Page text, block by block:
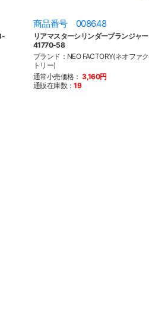
商品番号 008648
リアマスターシリンダープランジャー
41770-58
ブランド：NEO FACTORY(ネオファク
トリー)
通常小売価格： 3,160円
通販在庫数：19